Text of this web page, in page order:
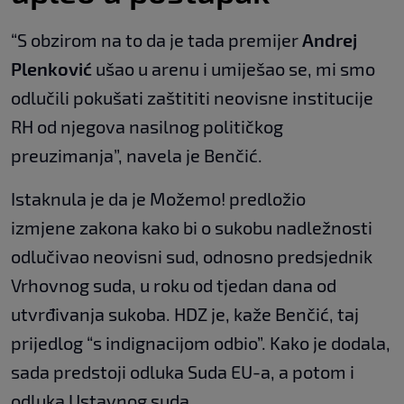
“S obzirom na to da je tada premijerAndrej
Plenković ušao u arenu i umiješao se, mi smo
odlučili pokušati zaštititi neovisne institucije
RH od njegova nasilnog političkog
preuzimanja”, navela je Benčić.
Istaknula je da je Možemo! predložio
izmjene zakona kako bi o sukobu nadležnosti
odlučivao neovisni sud, odnosno predsjednik
Vrhovnog suda, u roku od tjedan dana od
utvrđivanja sukoba. HDZ je, kaže Benčić, taj
prijedlog “s indignacijom odbio”. Kako je dodala,
sada predstoji odluka Suda EU-a, a potom i